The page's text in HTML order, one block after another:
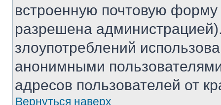
встроенную почтовую
разрешена
злоупотреблений
анонимными
адресов пользователей от
Вернуться наверх